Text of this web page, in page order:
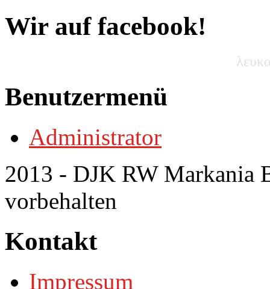
Wir auf facebook!
Benutzermenü
Administrator
2013 - DJK RW Markania
vorbehalten
Kontakt
Impressum